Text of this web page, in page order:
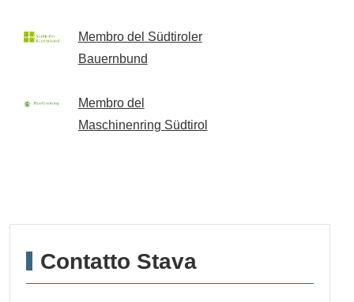
Contatto Stava
Membro del Südtiroler
Bauernbund
Membro del
Maschinenring Südtirol